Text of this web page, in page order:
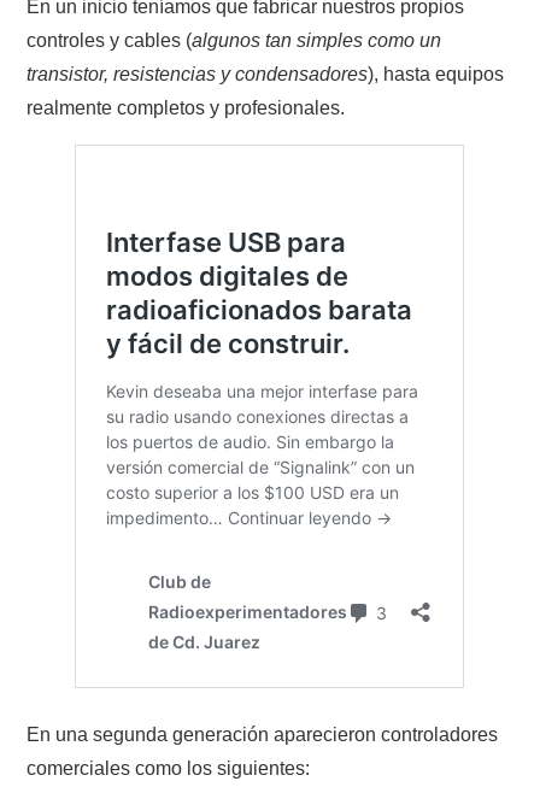
En un inicio teníamos que fabricar nuestros propios
controles y cables (algunos tan simples como un
transistor, resistencias y condensadores), hasta equipos
realmente completos y profesionales.
En una segunda generación aparecieron controladores
comerciales como los siguientes: